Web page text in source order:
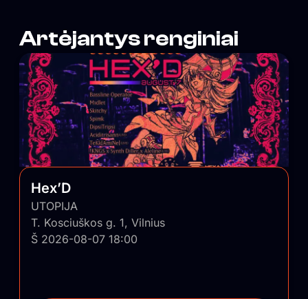
Artėjantys renginiai
Hex’D
UTOPIJA
T. Kosciuškos g. 1, Vilnius
Š 2026-08-07 18:00